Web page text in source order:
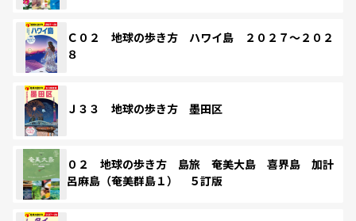
Ｃ０２ 地球の歩き方 ハワイ島 ２０２７～２０２
８
Ｊ３３ 地球の歩き方 墨田区
０２ 地球の歩き方 島旅 奄美大島 喜界島 加計
呂麻島（奄美群島１） ５訂版